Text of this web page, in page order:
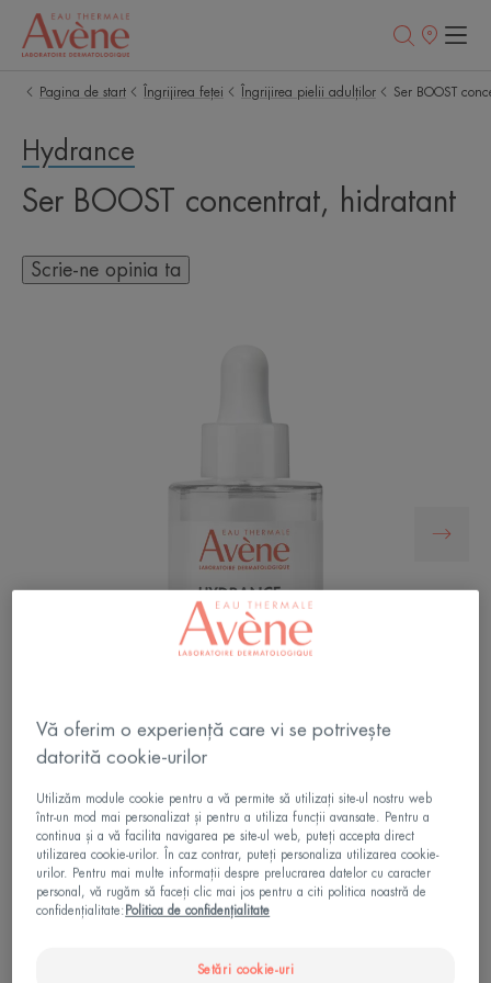
Retailerii
Pagina de start Îngrijirea feței Îngrijirea pielii adulților Ser BOOST
Hydrance
Ser BOOST concentrat, hidratant
Scrie-ne opinia ta
Ser intens hidratant, îmbogățit cu acid hialuronic și
vitamina B3.
Hidratare timp de 48 de ore*.Hidratare
îmbunătățită cu 132%*(1).
Hidratează, fortifică și reechilibrează.
Vă oferim o experiență care vi se potrivește
datorită cookie-urilor
Utilizăm module cookie pentru a vă permite să utilizați site-ul nostru web
într-un mod mai personalizat și pentru a utiliza funcții avansate. Pentru a
continua și a vă facilita navigarea pe site-ul web, puteți accepta direct
utilizarea cookie-urilor. În caz contrar, puteți personaliza utilizarea cookie-
urilor. Pentru mai multe informații despre prelucrarea datelor cu caracter
personal, vă rugăm să faceți clic mai jos pentru a citi politica noastră de
confidențialitate: Politica de confidențialitate
Setări cookie-uri